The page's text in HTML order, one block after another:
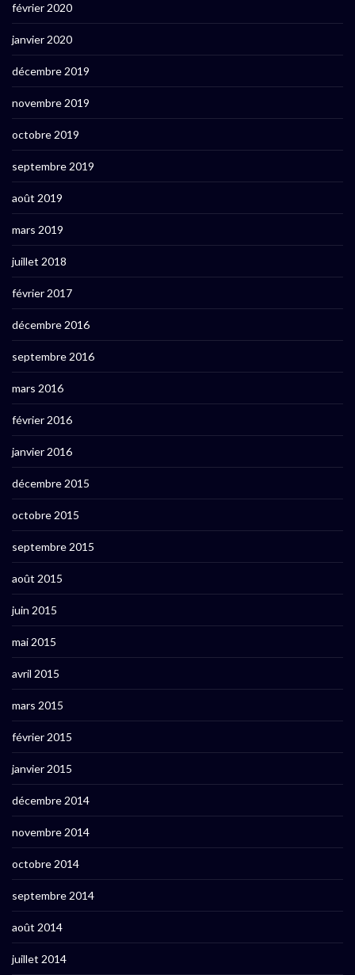
février 2020
janvier 2020
décembre 2019
novembre 2019
octobre 2019
septembre 2019
août 2019
mars 2019
juillet 2018
février 2017
décembre 2016
septembre 2016
mars 2016
février 2016
janvier 2016
décembre 2015
octobre 2015
septembre 2015
août 2015
juin 2015
mai 2015
avril 2015
mars 2015
février 2015
janvier 2015
décembre 2014
novembre 2014
octobre 2014
septembre 2014
août 2014
juillet 2014